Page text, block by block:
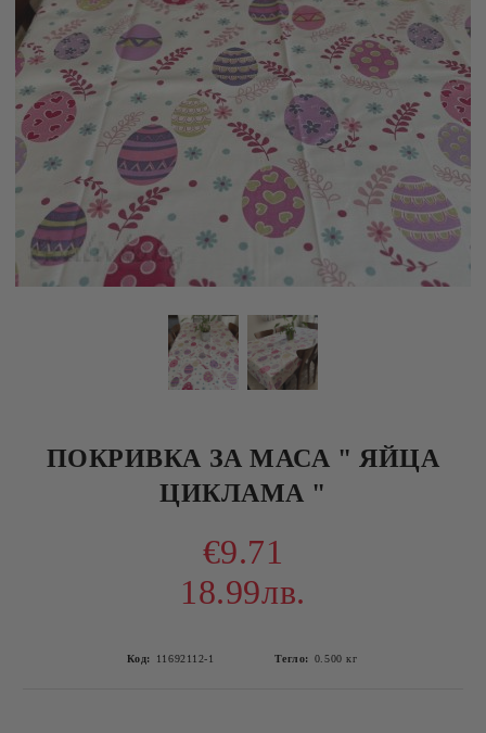
ПОКРИВКА ЗА МАСА " ЯЙЦА
ЦИКЛАМА "
€9.71
18.99лв.
Код: 11692112-1 Тегло: 0.500 кг